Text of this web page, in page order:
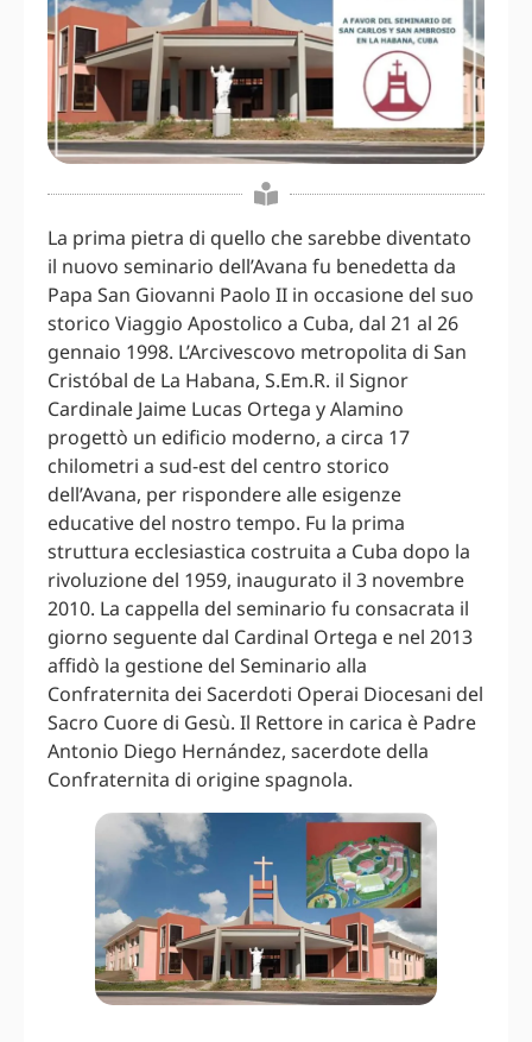
La prima pietra di quello che sarebbe diventato
il nuovo seminario dell’Avana fu benedetta da
Papa San Giovanni Paolo II in occasione del suo
storico Viaggio Apostolico a Cuba, dal 21 al 26
gennaio 1998. L’Arcivescovo metropolita di San
Cristóbal de La Habana, S.Em.R. il Signor
Cardinale Jaime Lucas Ortega y Alamino
progettò un edificio moderno, a circa 17
chilometri a sud-est del centro storico
dell’Avana, per rispondere alle esigenze
educative del nostro tempo. Fu la prima
struttura ecclesiastica costruita a Cuba dopo la
rivoluzione del 1959, inaugurato il 3 novembre
2010. La cappella del seminario fu consacrata il
giorno seguente dal Cardinal Ortega e nel 2013
affidò la gestione del Seminario alla
Confraternita dei Sacerdoti Operai Diocesani del
Sacro Cuore di Gesù. Il Rettore in carica è Padre
Antonio Diego Hernández, sacerdote della
Confraternita di origine spagnola.